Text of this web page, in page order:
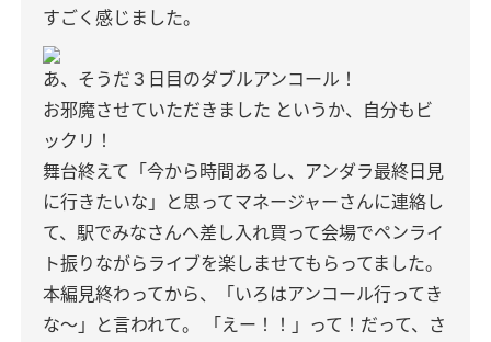
すごく感じました。
あ、そうだ３日目のダブルアンコール！
お邪魔させていただきました というか、自分もビ
ックリ！
舞台終えて「今から時間あるし、アンダラ最終日見
に行きたいな」と思ってマネージャーさんに連絡し
て、駅でみなさんへ差し入れ買って会場でペンライ
ト振りながらライブを楽しませてもらってました。
本編見終わってから、「いろはアンコール行ってき
な〜」と言われて。 「えー！！」って！だって、さ